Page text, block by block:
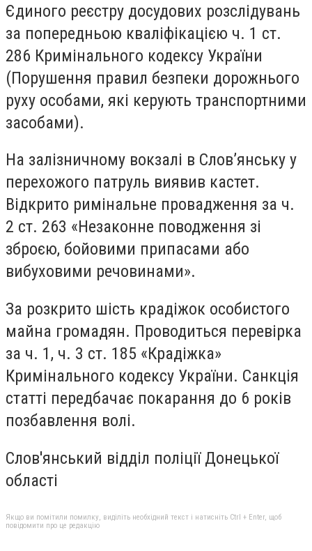
Єдиного реєстру досудових розслідувань
за попередньою кваліфікацією ч. 1 ст.
286 Кримінального кодексу України
(Порушення правил безпеки дорожнього
руху особами, які керують транспортними
засобами).
На залізничному вокзалі в Слов’янську у
перехожого патруль виявив кастет.
Відкрито римінальне провадження за ч.
2 ст. 263 «Незаконне поводження зі
зброєю, бойовими припасами або
вибуховими речовинами».
За розкрито шість крадіжок особистого
майна громадян. Проводиться перевірка
за ч. 1, ч. 3 ст. 185 «Крадіжка»
Кримінального кодексу України. Санкція
статті передбачає покарання до 6 років
позбавлення волі.
Слов'янський відділ поліції Донецької
області
Якщо ви помітили помилку, виділіть необхідний текст і натисніть Ctrl + Enter, щоб
повідомити про це редакцію